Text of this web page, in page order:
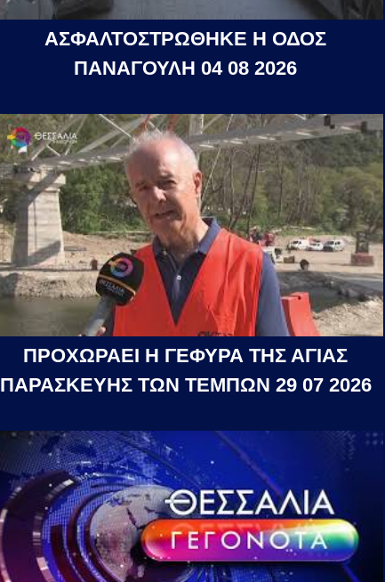
ΑΣΦΑΛΤΟΣΤΡΩΘΗΚΕ Η ΟΔΟΣ
ΠΑΝΑΓΟΥΛΗ 04 08 2026
ΠΡΟΧΩΡΑΕΙ Η ΓΕΦΥΡΑ ΤΗΣ ΑΓΙΑΣ
ΠΑΡΑΣΚΕΥΗΣ ΤΩΝ ΤΕΜΠΩΝ 29 07 2026